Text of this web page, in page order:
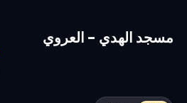
مسجد الهدي - العروي